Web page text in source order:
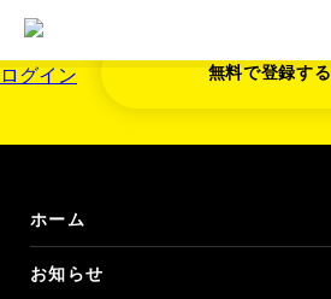
ログイン
サービス
無料で登録する
ホーム
お知らせ